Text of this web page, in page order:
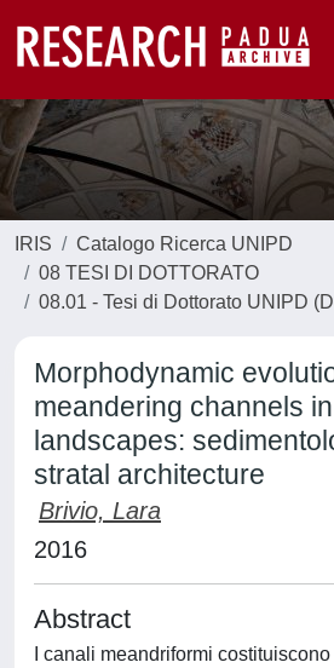
IRIS
Catalogo Ricerca UNIPD
08 TESI DI DOTTORATO
08.01 - Tesi di Dottorato UNIPD
Morphodynamic
meandering channels
landscapes:
stratal architecture
Brivio, Lara
2016
Abstract
I canali meandriformi